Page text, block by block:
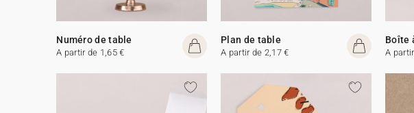
Numéro de table
A partir de 1,65 €
Plan de table
A partir de 2,17 €
Boîte
A